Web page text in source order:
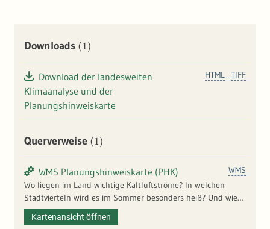
Downloads (1)
TIFF
HTML
Download der landesweiten
Klimaanalyse und der
Planungshinweiskarte
Querverweise (1)
WMS
WMS Planungshinweiskarte (PHK)
Wo liegen im Land wichtige Kaltluftströme? In welchen
Stadtvierteln wird es im Sommer besonders heiß? Und wie
oft ist mit einer gesundheitlichen Belastung durch die
erhöhten Temperaturen zu rechnen? Auf der Klimaanalyse
Kartenansicht öffnen